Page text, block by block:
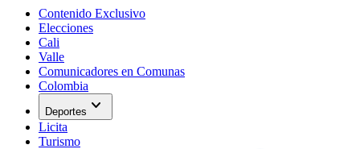
Contenido Exclusivo
Elecciones
Cali
Valle
Comunicadores en Comunas
Colombia
Deportes expand_more
Licita
Turismo